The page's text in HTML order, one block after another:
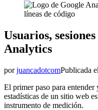
Usuarios,
Analytics
porjuancadotcomPublicada el
El primer paso para entender
estadísticas de un sitio web
instrumento de medición.